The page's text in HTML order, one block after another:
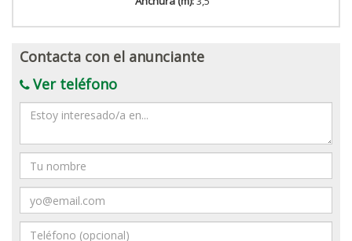
Contacta con el anunciante
Ver teléfono
Mensaje
Nombre
Email
Teléfono